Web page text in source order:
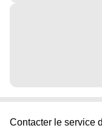
Contacter le service